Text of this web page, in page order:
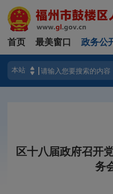
首页 最美窗口 政务公
区十八届政府召开
务